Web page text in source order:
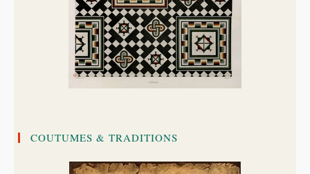
COUTUMES & TRADITIONS